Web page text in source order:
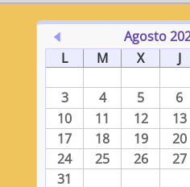
Agosto
L
M X J
3
4 5 6
10
11 12 13
17
18 19 20
24
25 26 27
31